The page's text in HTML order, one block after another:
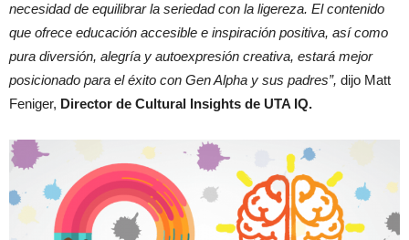
necesidad de equilibrar la seriedad con la ligereza. El contenido
que ofrece educación accesible e inspiración positiva, así como
pura diversión, alegría y autoexpresión creativa, estará mejor
posicionado para el éxito con Gen Alpha y sus padres”, dijo Matt
Feniger, Director de Cultural Insights de UTA IQ.